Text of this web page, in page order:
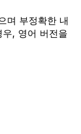
며 부정확한 내
, 영어 버전을